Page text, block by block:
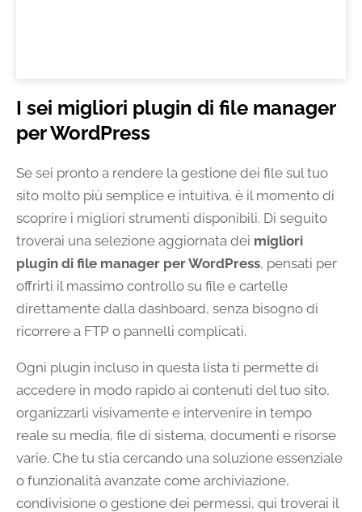
I sei migliori plugin di file manager
per WordPress
Se sei pronto a rendere la gestione dei file sul tuo
sito molto più semplice e intuitiva, è il momento di
scoprire i migliori strumenti disponibili. Di seguito
troverai una selezione aggiornata dei migliori
plugin di file manager per WordPress, pensati per
offrirti il massimo controllo su file e cartelle
direttamente dalla dashboard, senza bisogno di
ricorrere a FTP o pannelli complicati.
Ogni plugin incluso in questa lista ti permette di
accedere in modo rapido ai contenuti del tuo sito,
organizzarli visivamente e intervenire in tempo
reale su media, file di sistema, documenti e risorse
varie. Che tu stia cercando una soluzione essenziale
o funzionalità avanzate come archiviazione,
condivisione o gestione dei permessi, qui troverai il